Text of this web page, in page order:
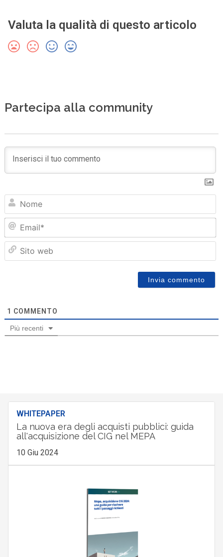
Valuta la qualità di questo articolo
Partecipa alla community
1 COMMENTO
Più recenti
WHITEPAPER
La nuova era degli acquisti pubblici: guida
all'acquisizione del CIG nel MEPA
10 Giu 2024